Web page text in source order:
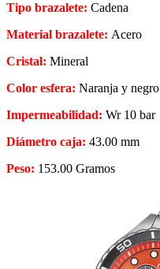
Tipo brazalete: Cadena
Material brazalete: Acero
Cristal: Mineral
Color esfera: Naranja y negro
Impermeabilidad: Wr 10 bar
Diámetro caja: 43.00 mm
Peso: 153.00 Gramos